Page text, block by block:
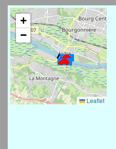
+
−
Leaflet